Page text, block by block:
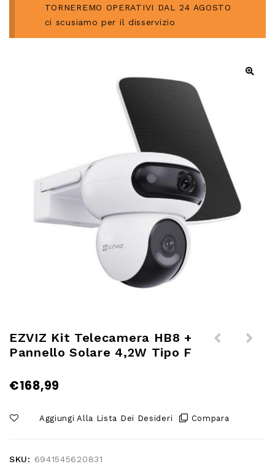
TORNEREMO OPERATIVI DAL 24 AGOSTO
ci scusiamo per il disservizio
EZVIZ Kit Telecamera HB8 +
Pannello Solare 4,2W Tipo F
€168,99
Aggiungi Alla Lista Dei Desideri Compara
SKU: 6941545620831